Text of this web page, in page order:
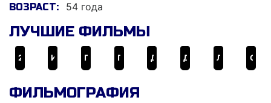
ВОЗРАСТ: 54 года
ЛУЧШИЕ ФИЛЬМЫ
ФИЛЬМОГРАФИЯ